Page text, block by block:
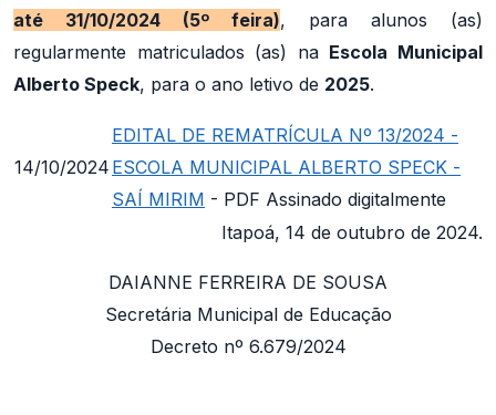
até 31/10/2024 (5º feira), para alunos (as)
regularmente matriculados (as) na Escola Municipal
Alberto Speck, para o ano letivo de 2025.
14/10/2024
EDITAL DE REMATRÍCULA Nº 13/2024 -
ESCOLA MUNICIPAL ALBERTO SPECK -
SAÍ MIRIM - PDF Assinado digitalmente
Itapoá, 14 de outubro de 2024.
DAIANNE FERREIRA DE SOUSA
Secretária Municipal de Educação
Decreto nº 6.679/2024